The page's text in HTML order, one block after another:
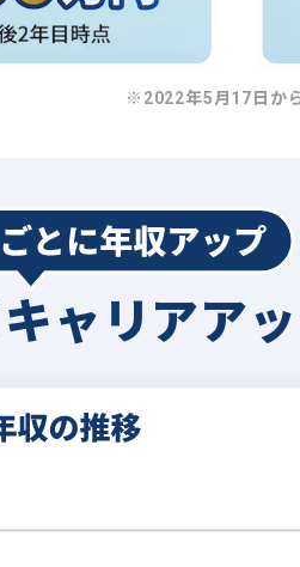
※2022年5月17日か
キャリアア